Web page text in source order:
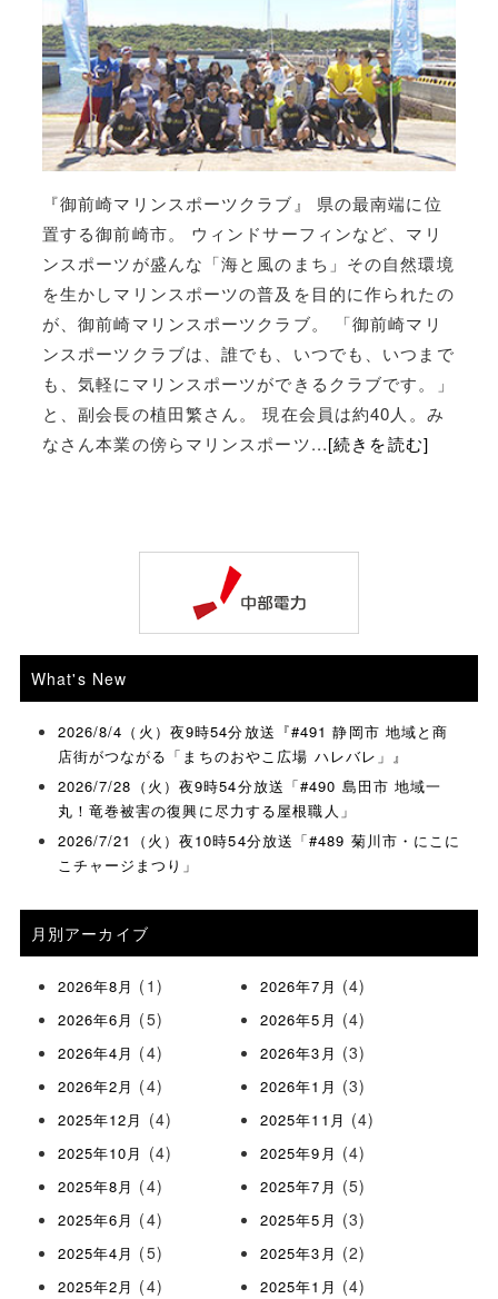
『御前崎マリンスポーツクラブ』 県の最南端に位
置する御前崎市。 ウィンドサーフィンなど、マリ
ンスポーツが盛んな「海と風のまち」その自然環境
を生かしマリンスポーツの普及を目的に作られたの
が、御前崎マリンスポーツクラブ。 「御前崎マリ
ンスポーツクラブは、誰でも、いつでも、いつまで
も、気軽にマリンスポーツができるクラブです。」
と、副会長の植田繁さん。 現在会員は約40人。み
なさん本業の傍らマリンスポーツ...[続きを読む]
What's New
2026/8/4（火）夜9時54分放送『#491 静岡市 地域と商
店街がつながる「まちのおやこ広場 ハレバレ」』
2026/7/28（火）夜9時54分放送「#490 島田市 地域一
丸！竜巻被害の復興に尽力する屋根職人」
2026/7/21（火）夜10時54分放送「#489 菊川市・にこに
こチャージまつり」
月別アーカイブ
2026年8月 (1) 2026年7月 (4)
2026年6月 (5) 2026年5月 (4)
2026年4月 (4) 2026年3月 (3)
2026年2月 (4) 2026年1月 (3)
2025年12月 (4) 2025年11月 (4)
2025年10月 (4) 2025年9月 (4)
2025年8月 (4) 2025年7月 (5)
2025年6月 (4) 2025年5月 (3)
2025年4月 (5) 2025年3月 (2)
2025年2月 (4) 2025年1月 (4)